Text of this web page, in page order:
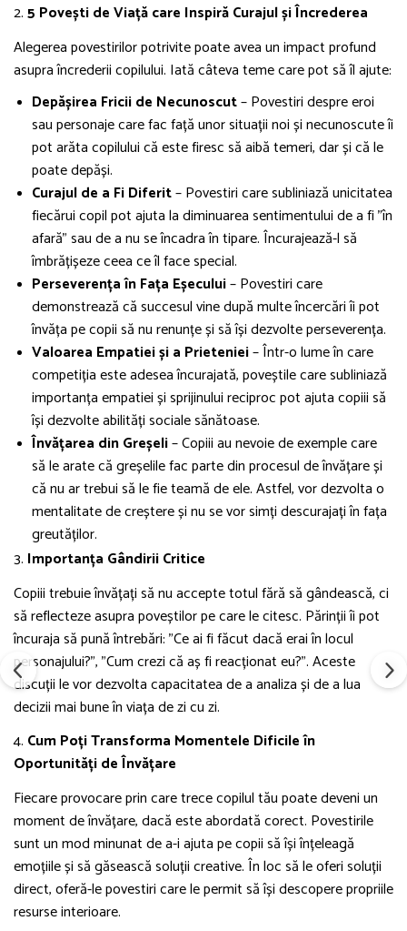
2.5 Povești de Viață care Inspiră Curajul și Încrederea
Alegerea povestirilor potrivite poate avea un impact profund
asupra încrederii copilului. Iată câteva teme care pot să îl ajute:
Depășirea Fricii de Necunoscut– Povestiri despre eroi
sau personaje care fac față unor situații noi și necunoscute îi
pot arăta copilului că este firesc să aibă temeri, dar și că le
poate depăși.
Curajul de a Fi Diferit– Povestiri care subliniază unicitatea
fiecărui copil pot ajuta la diminuarea sentimentului de a fi "în
afară" sau de a nu se încadra în tipare. Încurajează-l să
îmbrățișeze ceea ce îl face special.
Perseverența în Fața Eșecului– Povestiri care
demonstrează că succesul vine după multe încercări îi pot
învăța pe copii să nu renunțe și să își dezvolte perseverența.
Valoarea Empatiei și a Prieteniei– Într-o lume în care
competiția este adesea încurajată, poveștile care subliniază
importanța empatiei și sprijinului reciproc pot ajuta copiii să
își dezvolte abilități sociale sănătoase.
Învățarea din Greșeli– Copiii au nevoie de exemple care
să le arate că greșelile fac parte din procesul de învățare și
că nu ar trebui să le fie teamă de ele. Astfel, vor dezvolta o
mentalitate de creștere și nu se vor simți descurajați în fața
greutăților.
3. Importanța Gândirii Critice
Copiii trebuie învățați să nu accepte totul fără să gândească, ci
să reflecteze asupra poveștilor pe care le citesc. Părinții îi pot
încuraja să pună întrebări: "Ce ai fi făcut dacă erai în locul
personajului?", "Cum crezi că aș fi reacționat eu?". Aceste
discuții le vor dezvolta capacitatea de a analiza și de a lua
decizii mai bune în viața de zi cu zi.
4. Cum Poți Transforma Momentele Dificile în
Oportunități de Învățare
Fiecare provocare prin care trece copilul tău poate deveni un
moment de învățare, dacă este abordată corect. Povestirile
sunt un mod minunat de a-i ajuta pe copii să își înțeleagă
emoțiile și să găsească soluții creative. În loc să le oferi soluții
direct, oferă-le povestiri care le permit să își descopere propriile
resurse interioare.